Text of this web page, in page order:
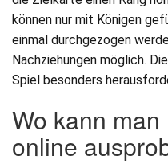
können nur mit Königen
einmal durchgezogen
Nachziehungen möglich.
Spiel besonders
Wo kann
online